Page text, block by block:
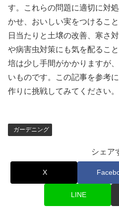
す。これらの問題に適切に対
かせ、おいしい実をつけるこ
日当たりと土壌の改善、寒さ
や病害虫対策にも気を配るこ
培は少し手間がかかりますが
いものです。この記事を参考
作りに挑戦してみてください。
ガーデニング
シェア
X
LINE